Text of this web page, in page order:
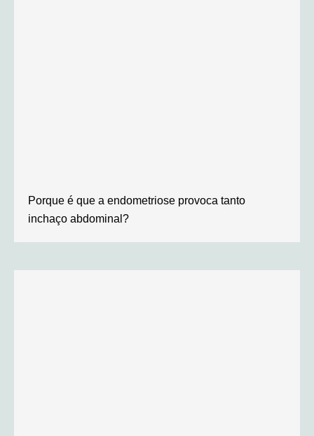
Porque é que a endometriose provoca tanto
inchaço abdominal?